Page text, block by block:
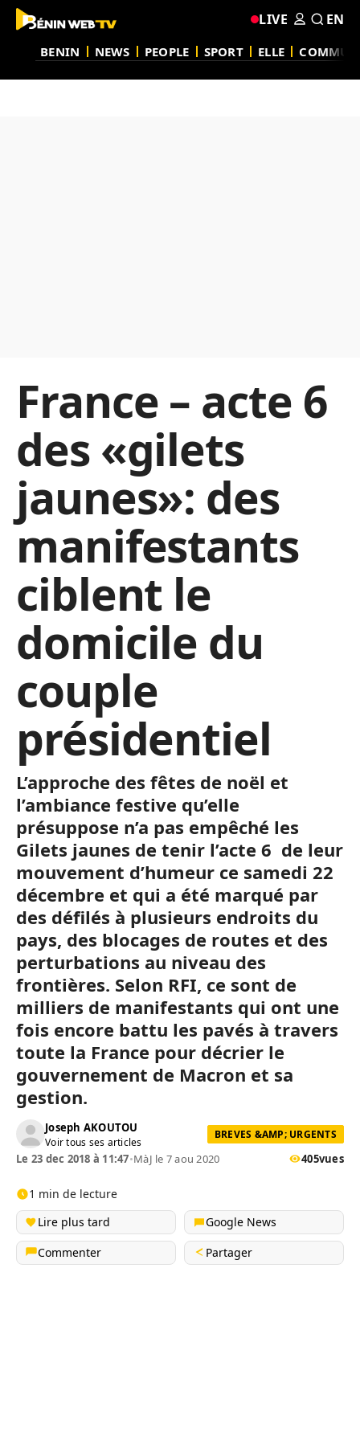
BENIN NEWS PEOPLE SPORT ELLE
LIVE EN
France – acte 6
des «gilets
jaunes»: des
manifestants
ciblent le
domicile du
couple
présidentiel
L’approche des fêtes de noël et
l’ambiance festive qu’elle
présuppose n’a pas empêché les
Gilets jaunes de tenir l’acte 6 de leur
mouvement d’humeur ce samedi 22
décembre et qui a été marqué par
des défilés à plusieurs endroits du
pays, des blocages de routes et des
perturbations au niveau des
frontières. Selon RFI, ce sont de
milliers de manifestants qui ont une
fois encore battu les pavés à travers
toute la France pour décrier le
gouvernement de Macron et sa
gestion.
Joseph AKOUTOU
Voir tous ses articles
BREVES &AMP; URGENTS
Le 23 dec 2018 à 11:47•MàJ le 7 aou 2020 405vues
1 min de lecture
Lire plus tard
Google News
Commenter
Partager